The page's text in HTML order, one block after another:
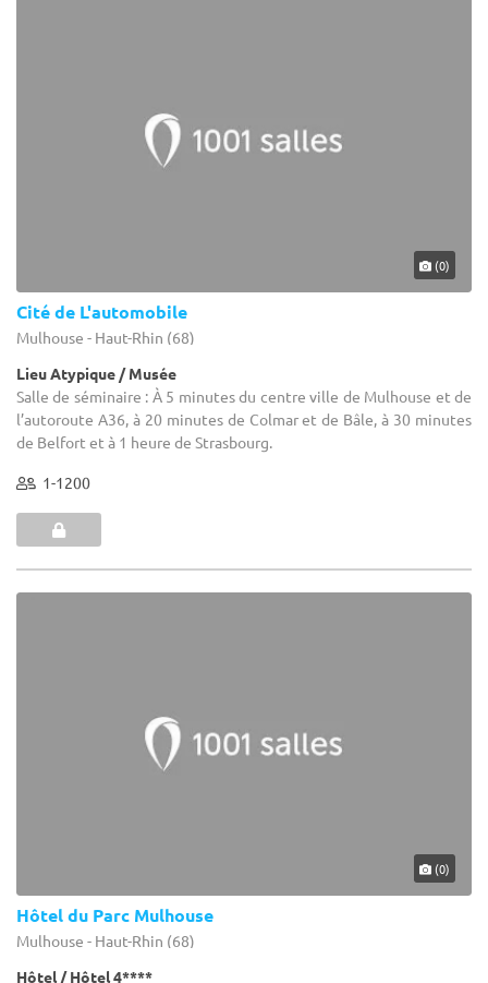
(0)
Cité de L'automobile
Mulhouse - Haut-Rhin (68)
Lieu Atypique / Musée
Salle de séminaire : À 5 minutes du centre ville de Mulhouse et de
l’autoroute A36, à 20 minutes de Colmar et de Bâle, à 30 minutes
de Belfort et à 1 heure de Strasbourg.
1-1200
(0)
Hôtel du Parc Mulhouse
Mulhouse - Haut-Rhin (68)
Hôtel / Hôtel 4****